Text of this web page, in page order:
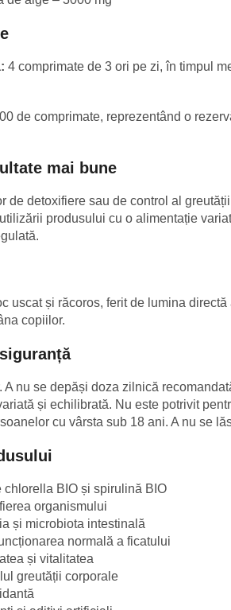
4 comprimate de 3 ori pe zi, în timpul
de comprimate, reprezentând o
mai bune
de detoxifiere sau de control al
produsului cu o alimentație
uscat și răcoros, ferit de lumina
copiilor.
A nu se depăși doza zilnică
și echilibrată. Nu este potrivit
cu vârsta sub 18 ani. A nu se
chlorella BIO și spirulină BIO
organismului
și microbiota intestinală
normală a ficatului
și vitalitatea
greutății corporale